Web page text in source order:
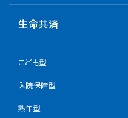
生命共済
こども型
入院保障型
熟年型